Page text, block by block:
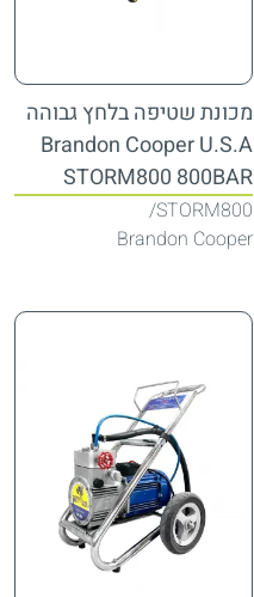
מכונת שטיפה בלחץ גבוהה
Brandon Cooper U.S.A
STORM800 800BAR
STORM800
Brandon Cooper